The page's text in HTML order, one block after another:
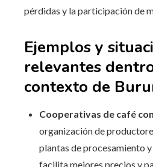
pérdidas y la participación de
Ejemplos y
relevantes
contexto de
Cooperativas de café
organización de
plantas de procesamiento
facilita mejores precios y